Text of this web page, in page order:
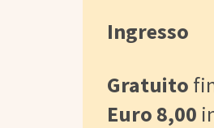
Ingresso
Gratuito
Euro 8,00